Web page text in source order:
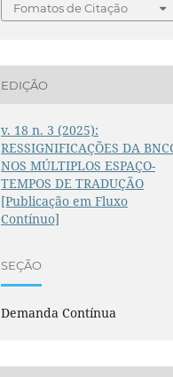
Fomatos de Citação
EDIÇÃO
v. 18 n. 3 (2025):
RESSIGNIFICAÇÕES DA
NOS MÚLTIPLOS ESPAÇO-
TEMPOS DE TRADUÇÃO
[Publicação em Fluxo
Contínuo]
SEÇÃO
Demanda Contínua